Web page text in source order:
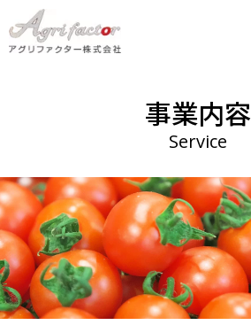
事業内容
Service